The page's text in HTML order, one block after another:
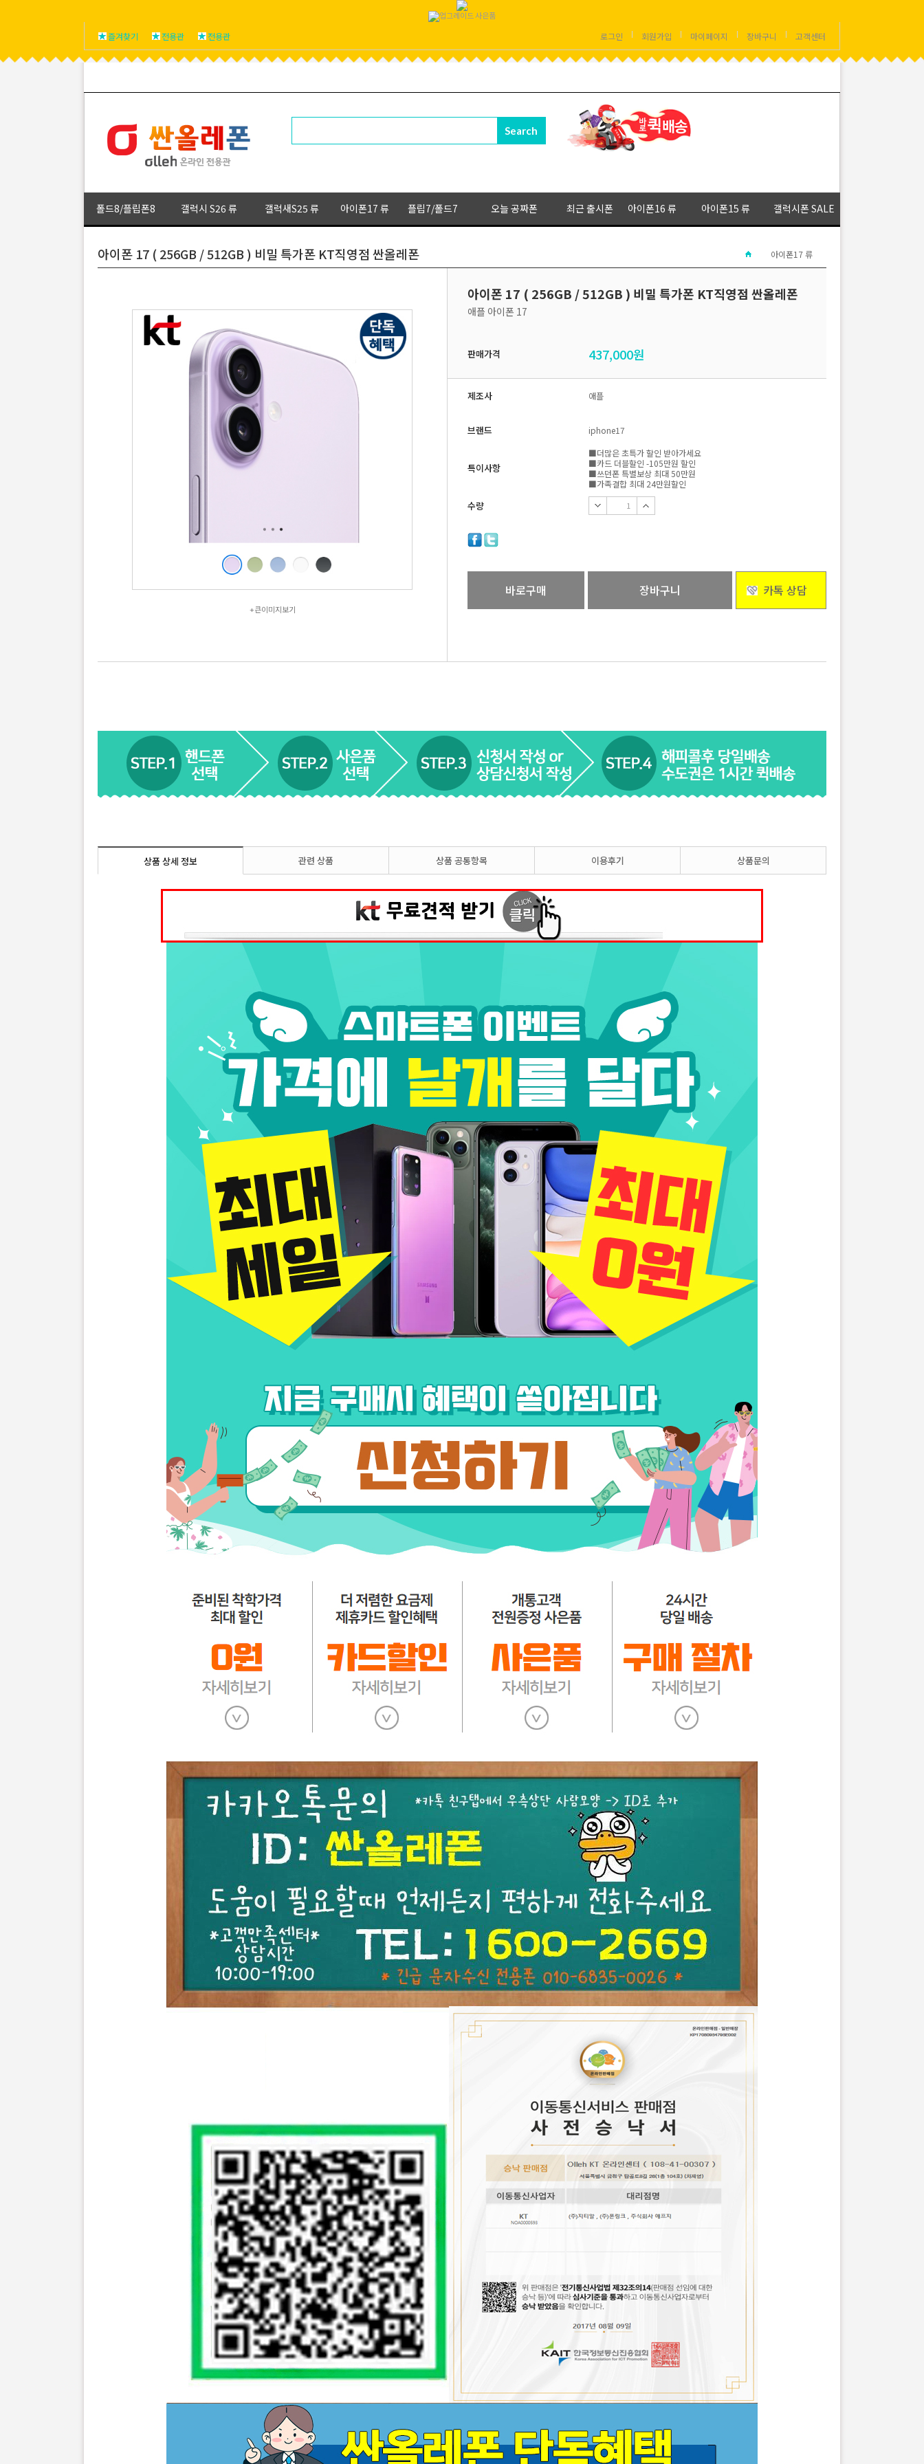
즐겨찾기 전용관 전용관 로그인 회원가입 마이페이지 장바구니 고객센터
폴드8/플립폰8 갤럭시 S26 류 갤럭새S25 류 아이폰17 류 플립7/폴드7 오늘 공짜폰 최근 출시폰 아이폰16 류 아이폰15 류 갤럭시폰 SALE
아이폰17 류
아이폰 17 ( 256GB / 512GB ) 비밀 특가폰 KT직영점 싼올레폰
+큰이미지보기
아이폰 17 ( 256GB / 512GB ) 비밀 특가폰 KT직영점 싼올레폰
애플 아이폰 17
판매가격 437,000원
제조사 애플
브랜드 iphone17
특이사항
■더많은 초특가 할인 받아가세요
■카드 더블할인 -105만원 할인
■쓰던폰 특별보상 최대 50만원
■가족결합 최대 24만원할인
수량
바로구매 장바구니 카톡 상담
상품 상세 정보 관련 상품 상품 공통항목 이용후기 상품문의